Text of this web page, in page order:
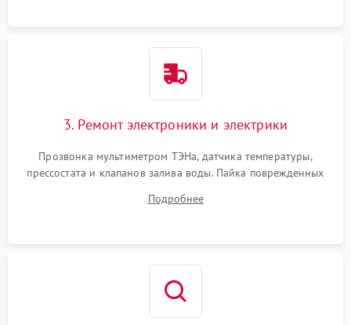
3. Ремонт электроники и электрики
Прозвонка мультиметром ТЭНа, датчика температуры,
прессостата и клапанов залива воды. Пайка поврежденных
Восстановление целостности проводки и контактов.
Подробнее